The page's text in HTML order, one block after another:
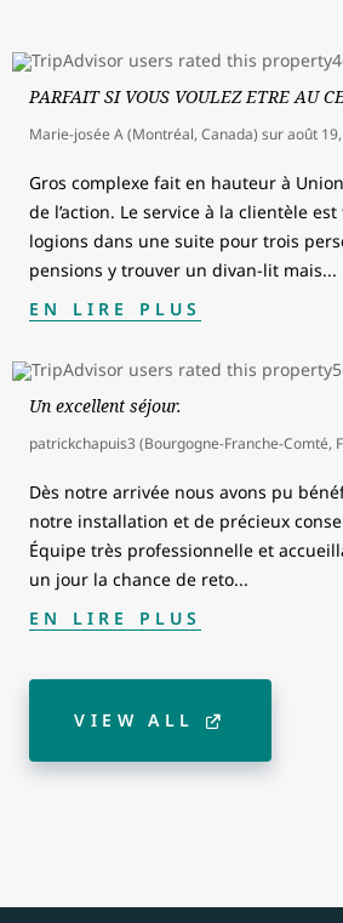
PARFAIT SI VOUS VOULEZ ETRE AU
Marie-josée A (Montréal, Canada) suraoût
Gros complexe fait en hauteur à
de l’action. Le service à la clientèle
logions dans une suite pour trois
pensions y trouver un divan-lit mais...
EN LIRE PLUS
Un excellent séjour.
patrickchapuis3 (Bourgogne-Franche-Comté,
Dès notre arrivée nous avons pu
notre installation et de précieux
Équipe très professionnelle et
un jour la chance de reto...
EN LIRE PLUS
VIEW ALL